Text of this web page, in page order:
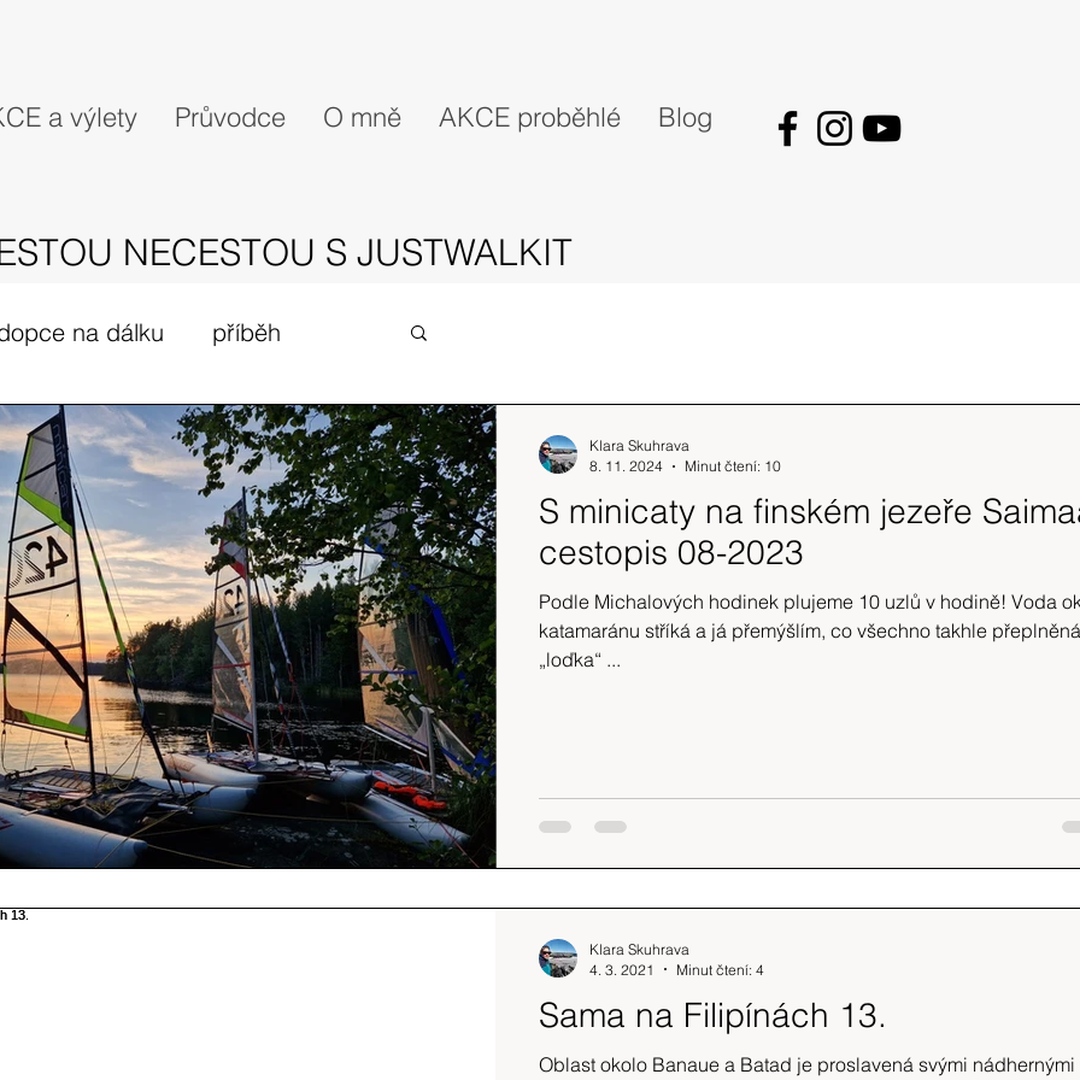
a výlety Průvodce O mně AKCE proběhlé Blog
NECESTOU S JUSTWALKIT
na dálku příběh
zivot v UK
expedice Skotské ostrovy
Srílanka cestuj s mámou
Island
S minicaty na finském jezeře
cestopis 08-2023
Podle Michalových hodinek plujeme 10 uzlů v hodině! Voda
katamaránu stříká a já přemýšlím, co všechno takhle přeplněná
„loďka“ ...
Klara Skuhrava
8. 11. 2024
Minut čtení: 10
Sama na Filipínách 13.
Oblast okolo Banaue a Batad je proslavená svými nádhernými
Klara Skuhrava
4. 3. 2021
Minut čtení: 4